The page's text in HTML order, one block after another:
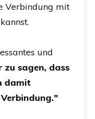
Verbindung mit
und
sagen, dass
damit